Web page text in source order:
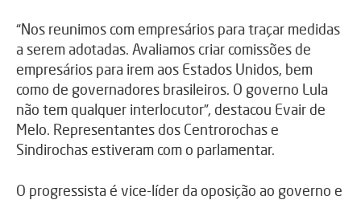
“Nos reunimos com empresários para traçar medidas
a serem adotadas. Avaliamos criar comissões de
empresários para irem aos Estados Unidos, bem
como de governadores brasileiros. O governo Lula
não tem qualquer interlocutor”, destacou Evair de
Melo. Representantes dos Centrorochas e
Sindirochas estiveram com o parlamentar.
O progressista é vice-líder da oposição ao governo e